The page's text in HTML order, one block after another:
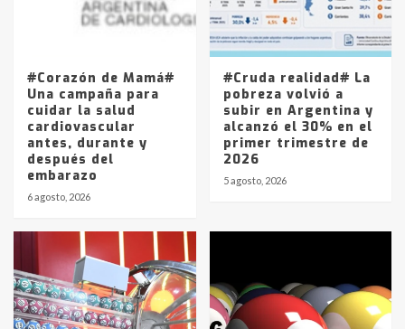
Los precios de los combustibles en
La Pampa, desde YPF hasta Axion
entre 857 a 1338 pesos
#Corazón de Mamá#
Una campaña para
cuidar la salud
cardiovascular
antes, durante y
después del
embarazo
6 agosto, 2026
#Cruda realidad# La
pobreza volvió a
subir en Argentina y
alcanzó el 30% en el
primer trimestre de
2026
5 agosto, 2026